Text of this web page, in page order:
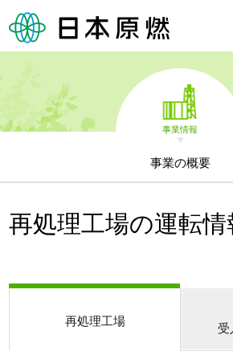
事業情報
事業の概要
再処理工場の運転情
再処理工場
受